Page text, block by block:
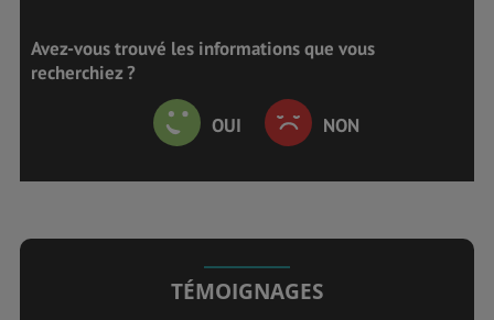
Avez-vous trouvé les informations que vous
recherchiez ?
OUI NON
TÉMOIGNAGES